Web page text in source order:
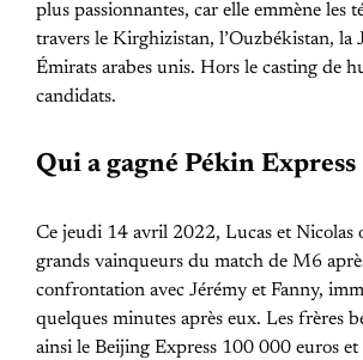
plus passionnantes, car elle emmène les
travers le Kirghizistan, l’Ouzbékistan, la
Émirats arabes unis. Hors le casting de
candidats.
Qui a gagné Pékin
Ce jeudi 14 avril 2022, Lucas et Nicolas
grands vainqueurs du match de M6
confrontation avec Jérémy et Fanny,
quelques minutes après eux. Les frères
ainsi le Beijing Express 100 000 euros